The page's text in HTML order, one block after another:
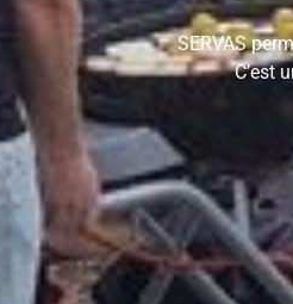
SERVAS
C’est